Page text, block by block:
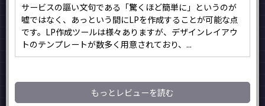
サービスの謳い文句である「驚くほど簡単に」というのが
嘘ではなく、あっという間にLPを作成することが可能な点
です。LP作成ツールは様々ありますが、デザインレイアウ
トのテンプレートが数多く用意されており、...
もっとレビューを読む